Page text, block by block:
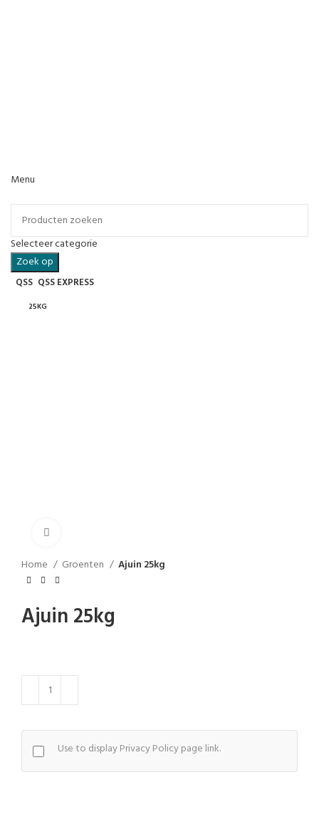
Menu
Selecteer categorie
Zoek op
QSS QSS EXPRESS
25KG
Home Groenten Ajuin 25kg
Ajuin 25kg
Use to display Privacy Policy page link.